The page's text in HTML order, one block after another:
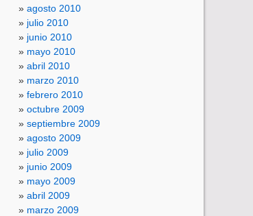
agosto 2010
julio 2010
junio 2010
mayo 2010
abril 2010
marzo 2010
febrero 2010
octubre 2009
septiembre 2009
agosto 2009
julio 2009
junio 2009
mayo 2009
abril 2009
marzo 2009